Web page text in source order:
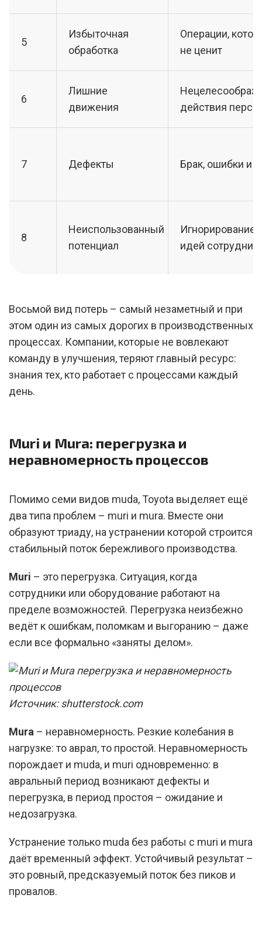
5
Избыточная
обработка
Операции,
не ценит
6
Лишние
движения
действия
7 Дефекты Брак, ошибки и
8
Неиспользованный
потенциал
Игнорирование
идей
Восьмой вид потерь – самый незаметный и при
этом один из самых дорогих в производственных
процессах. Компании, которые не вовлекают
команду в улучшения, теряют главный ресурс:
знания тех, кто работает с процессами каждый
день.
Muri и Mura: перегрузка и
неравномерность процессов
Помимо семи видов muda, Toyota выделяет ещё
два типа проблем – muri и mura. Вместе они
образуют триаду, на устранении которой строится
стабильный поток бережливого производства.
Muri – это перегрузка. Ситуация, когда
сотрудники или оборудование работают на
пределе возможностей. Перегрузка неизбежно
ведёт к ошибкам, поломкам и выгоранию – даже
если все формально «заняты делом».
Источник: shutterstock.com
Mura – неравномерность. Резкие колебания в
нагрузке: то аврал, то простой. Неравномерность
порождает и muda, и muri одновременно: в
авральный период возникают дефекты и
перегрузка, в период простоя – ожидание и
недозагрузка.
Устранение только muda без работы с muri и mura
даёт временный эффект. Устойчивый результат –
это ровный, предсказуемый поток без пиков и
провалов.